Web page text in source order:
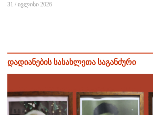
31 / ივლისი 2026
დადიანების სასახლეთა საგანძური